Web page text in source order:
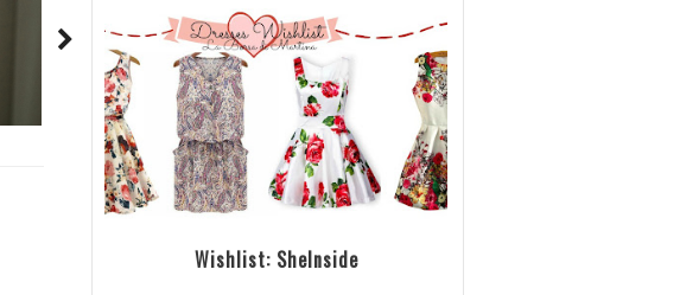
Wishlist: SheInside